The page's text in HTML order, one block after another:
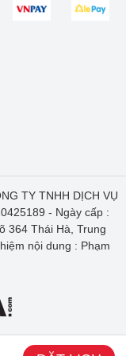
là các sản phẩm
hành sẽ tùy
Với những khách
nhanh chóng,
đều là sản phẩm
TY TNHH DỊCH VỤ
- Ngày cấp :
364 Thái Hà, Trung
nội dung : Phạm